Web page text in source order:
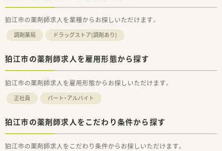
狛江市の薬剤師求人を業種からお探しいただけます。
調剤薬局 ドラッグストア(調剤あり)
狛江市の薬剤師求人を雇用形態から探す
狛江市の薬剤師求人を雇用形態からお探しいただけます。
正社員 パート・アルバイト
狛江市の薬剤師求人をこだわり条件から探す
狛江市の薬剤師求人をこだわり条件からお探しいただけます。